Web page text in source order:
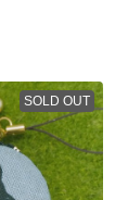
SOLD OUT